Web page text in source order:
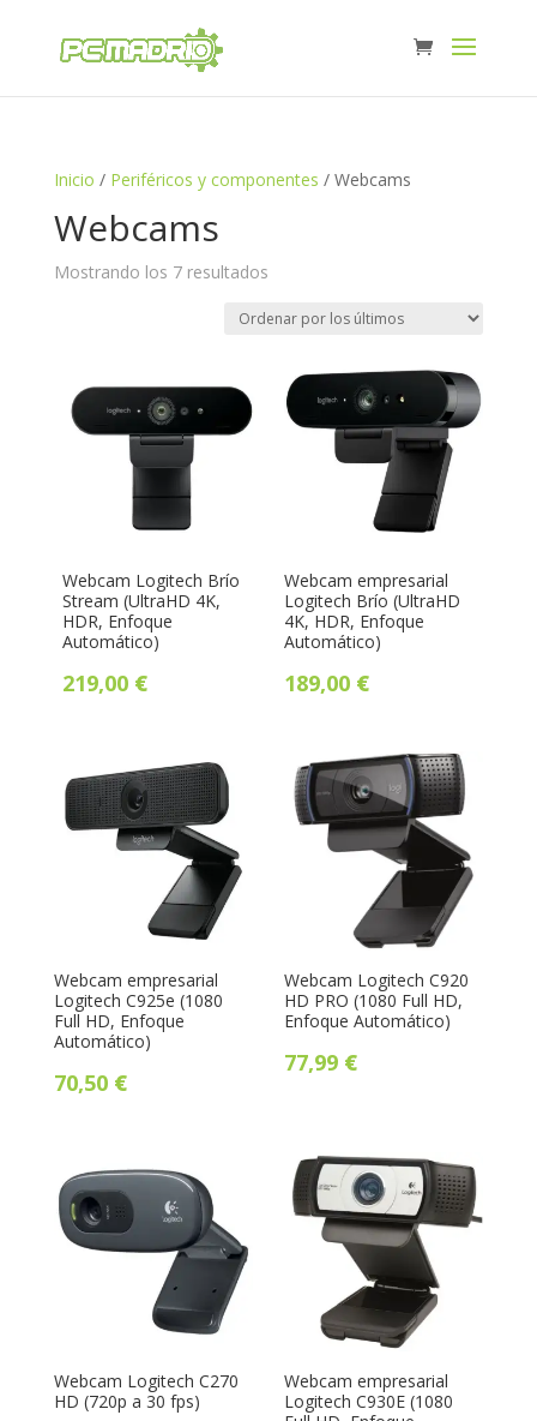
Inicio / Periféricos y componentes / Webcams
Webcams
Mostrando los 7 resultadosOrdenado
los
Webcam Logitech Brío
Stream (UltraHD 4K,
HDR, Enfoque
Automático)
219,00 €
Webcam empresarial
Logitech Brío (UltraHD
4K, HDR, Enfoque
Automático)
189,00 €
Webcam empresarial
Logitech C925e (1080
Full HD, Enfoque
Automático)
70,50 €
Webcam Logitech C920
HD PRO (1080 Full HD,
Enfoque Automático)
77,99 €
Webcam Logitech C270
HD (720p a 30 fps)
Webcam empresarial
Logitech C930E (1080